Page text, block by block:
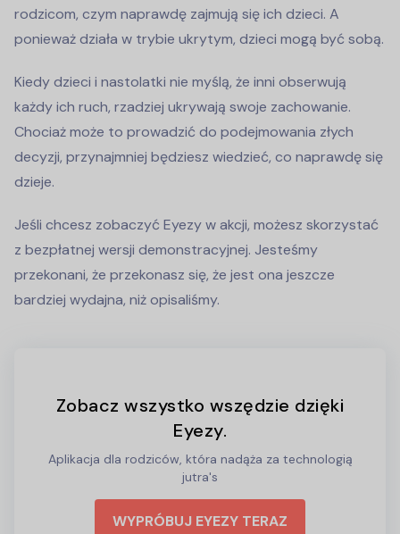
rodzicom, czym naprawdę zajmują się ich dzieci. A
ponieważ działa w trybie ukrytym, dzieci mogą być sobą.
Kiedy dzieci i nastolatki nie myślą, że inni obserwują
każdy ich ruch, rzadziej ukrywają swoje zachowanie.
Chociaż może to prowadzić do podejmowania złych
decyzji, przynajmniej będziesz wiedzieć, co naprawdę się
dzieje.
Jeśli chcesz zobaczyć Eyezy w akcji, możesz skorzystać
z bezpłatnej wersji demonstracyjnej. Jesteśmy
przekonani, że przekonasz się, że jest ona jeszcze
bardziej wydajna, niż opisaliśmy.
Zobacz wszystko wszędzie dzięki
Eyezy.
Aplikacja dla rodziców, która nadąża za technologią
jutra's
WYPRÓBUJ EYEZY TERAZ